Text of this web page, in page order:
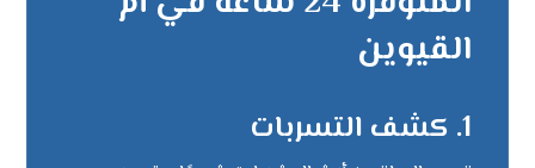
القيوين
1. كشف التسربات